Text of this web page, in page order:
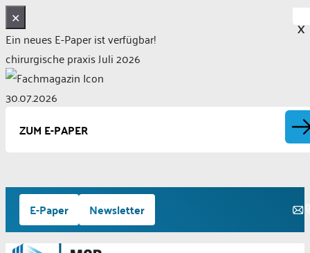
✕
Ein neues E-Paper ist verfügbar!
chirurgische praxis Juli 2026
30.07.2026
ZUM E-PAPER
Zum
Inhalt
springen
E-Paper Newsletter
X